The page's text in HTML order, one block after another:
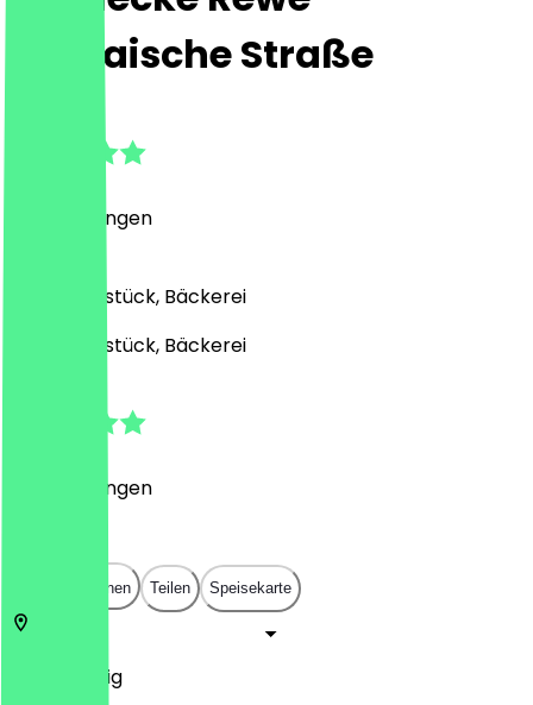
Bornaische Straße
Bewertungen
Café, Frühstück, Bäckerei
Café, Frühstück, Bäckerei
Bewertungen
In App öffnen Teilen Speisekarte
Leipzig